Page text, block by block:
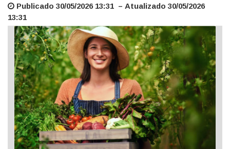
Publicado 30/05/2026 13:31 – Atualizado 30/05/2026
13:31